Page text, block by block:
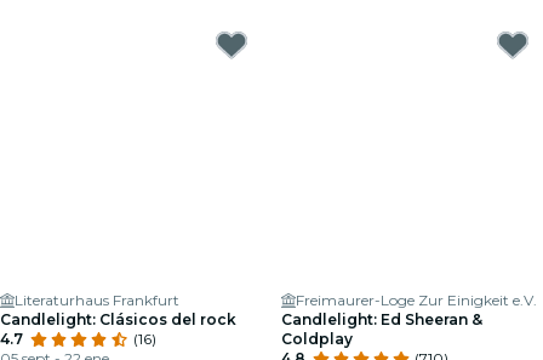
Literaturhaus Frankfurt
Candlelight: Clásicos del rock
4.7
(16)
Freimaurer-Loge Zur Einigkeit e.V.
Candlelight: Ed Sheeran &
Coldplay